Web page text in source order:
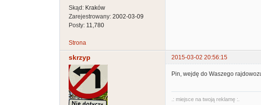
Skąd: Kraków
Zarejestrowany: 2002-03-09
Posty: 11,780
Strona
skrzyp 2015-03-02 20:56:15
Pin, wejdę do Waszego
.: miejsce na twoją reklamę :.